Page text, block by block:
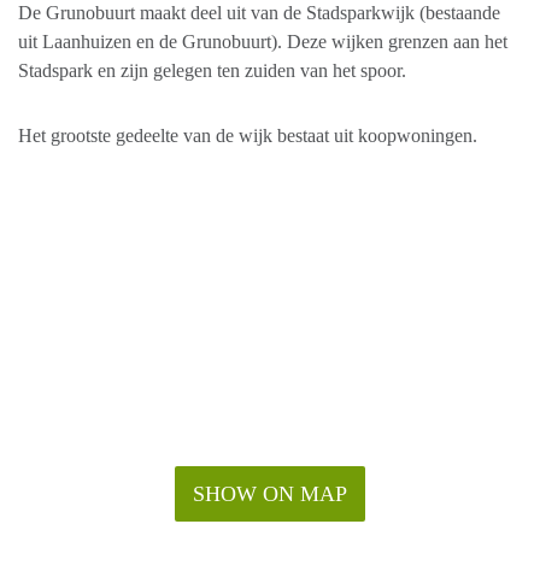
De Grunobuurt maakt deel uit van de Stadsparkwijk (bestaande
uit Laanhuizen en de Grunobuurt). Deze wijken grenzen aan het
Stadspark en zijn gelegen ten zuiden van het spoor.
Het grootste gedeelte van de wijk bestaat uit koopwoningen.
SHOW ON MAP